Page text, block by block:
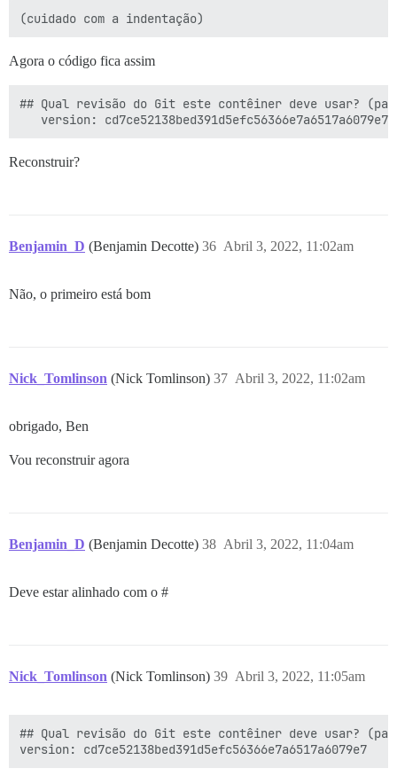
Agora o código fica assim
## Qual revisão do Git este contêiner deve usar?
Reconstruir?
Benjamin_D (Benjamin Decotte) Abril 3, 2022, 11:02am
36
Não, o primeiro está bom
Nick_Tomlinson (Nick Tomlinson) Abril 3, 2022, 11:02am
37
obrigado, Ben
Vou reconstruir agora
Benjamin_D (Benjamin Decotte) Abril 3, 2022, 11:04am
38
Deve estar alinhado com o #
Nick_Tomlinson (Nick Tomlinson) Abril 3, 2022, 11:05am
39
## Qual revisão do Git este contêiner deve usar?